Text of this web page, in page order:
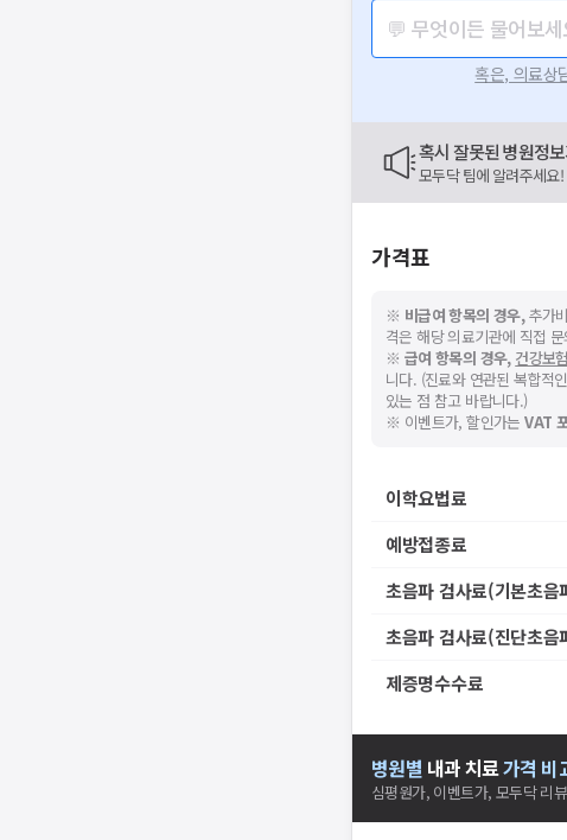
💬 무엇이든 물어보
혹은, 의료상
혹시 잘못된 병원정
모두닥 팀에 알려주세요!
가격표
※ 비급여 항목의 경우,추가
격은 해당 의료기관에 직접
※ 급여 항목의 경우, 건강보
니다. (진료와 연관된 복합적
있는 점 참고 바랍니다.)
※ 이벤트가, 할인가는VAT
이학요법료
예방접종료
초음파 검사료(기본초음
초음파 검사료(진단초음
제증명수수료
병원별 내과치료가격 비
심평원가, 이벤트가, 모두닥 리
네트워크 또는 서버의